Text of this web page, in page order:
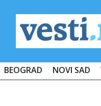
BEOGRAD NOVI SAD